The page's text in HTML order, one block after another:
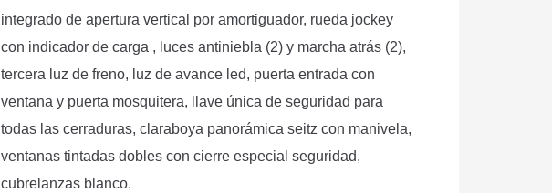
integrado de apertura vertical por amortiguador, rueda jockey
con indicador de carga , luces antiniebla (2) y marcha atrás (2),
tercera luz de freno, luz de avance led, puerta entrada con
ventana y puerta mosquitera, llave única de seguridad para
todas las cerraduras, claraboya panorámica seitz con manivela,
ventanas tintadas dobles con cierre especial seguridad,
cubrelanzas blanco.